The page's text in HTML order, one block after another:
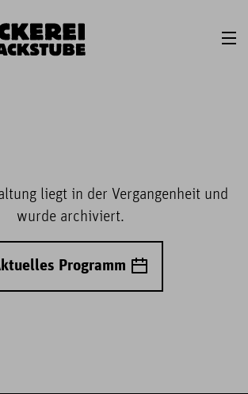
liegt in der Vergangenheit und
wurde archiviert.
Programm